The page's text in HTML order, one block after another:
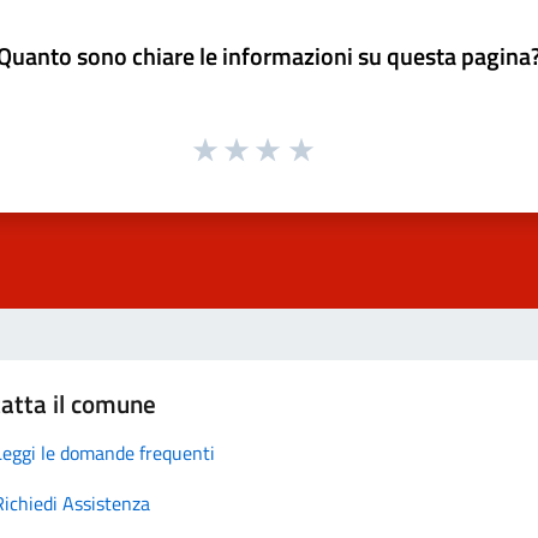
sono chiare le informazioni su questa
il comune
le domande frequenti
Assistenza